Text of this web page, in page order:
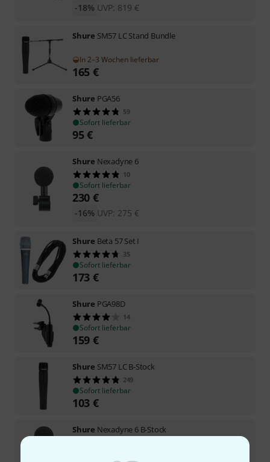
UVP: 819 €
-18%
Shure SM57 LC Stand Bundle
In 2–3 Wochen lieferbar
165 €
Shure PGA56
59
Sofort lieferbar
95€
Shure Nexadyne 6
10
Sofort lieferbar
230 €
UVP: 275 €
-16%
Shure Beta 57 Set I
35
Sofort lieferbar
173 €
Shure PGA98D
14
Sofort lieferbar
159 €
Shure SM57 LC B-Stock
249
Sofort lieferbar
103 €
Shure Nexadyne 6 B-Stock